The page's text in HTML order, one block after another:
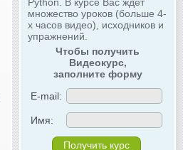
Python. В курсе Вас ждёт
множество уроков (больше 4-
х часов видео), исходников и
упражнений.
Чтобы получить
Видеокурс,
заполните форму
E-mail:
Имя: